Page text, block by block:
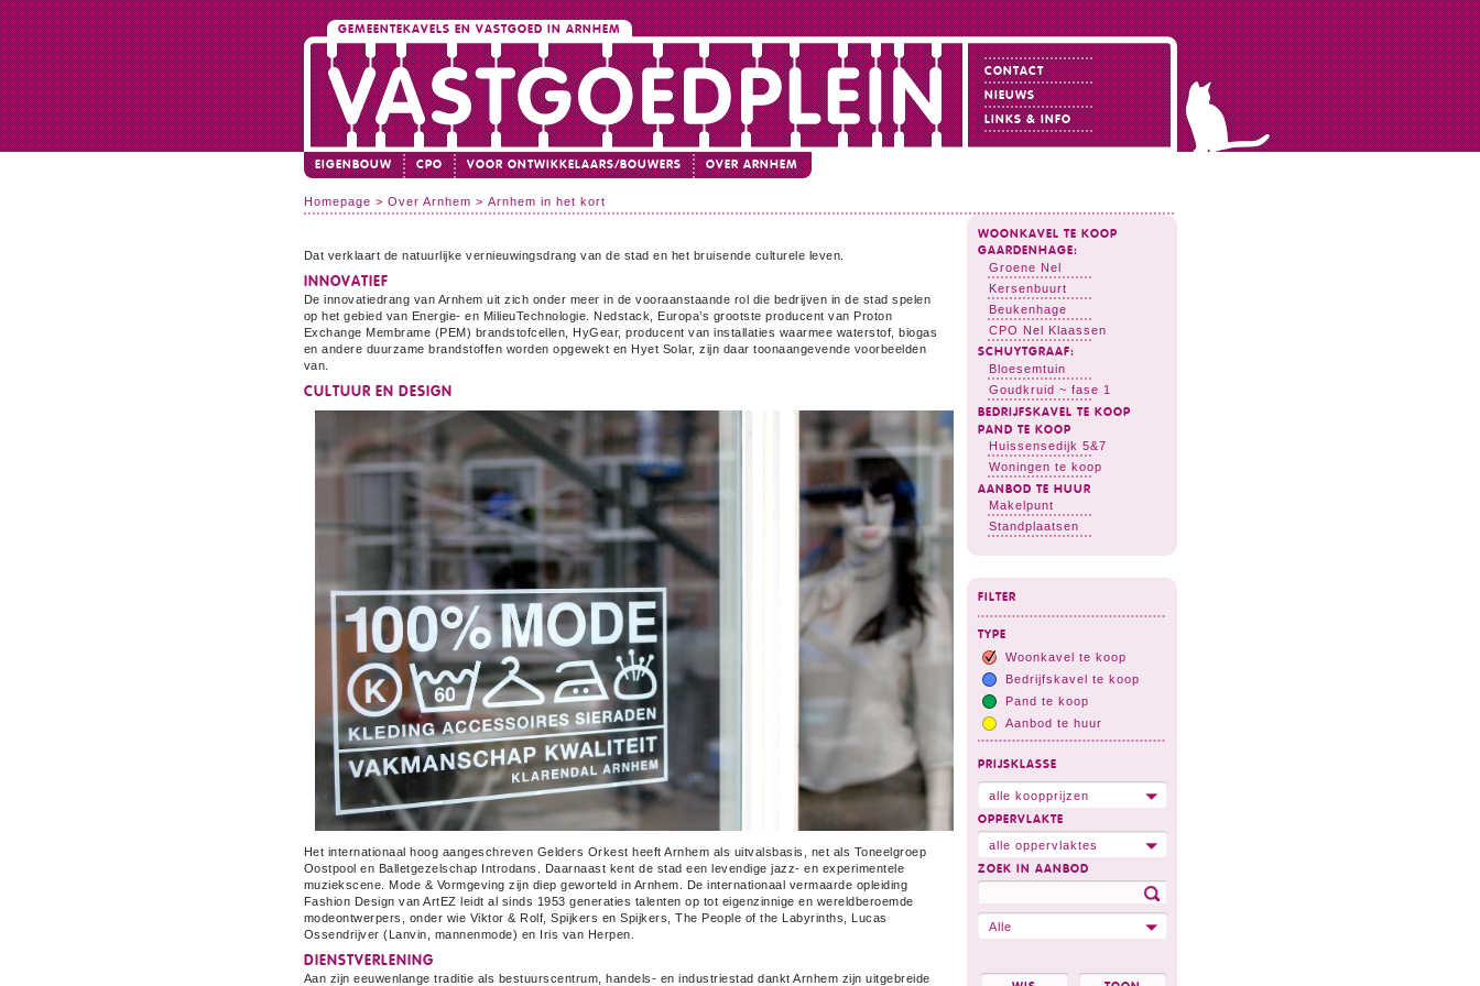
GEMEENTEKAVELS EN VASTGOED IN ARNHEM
CONTACT
NIEUWS
LINKS & INFO
EIGENBOUW CPO VOOR ONTWIKKELAARS/BOUWERS OVER ARNHEM
Homepage > Over Arnhem > Arnhem in het kort
Dat verklaart de natuurlijke vernieuwingsdrang van de stad en het bruisende culturele leven.
INNOVATIEF
De innovatiedrang van Arnhem uit zich onder meer in de vooraanstaande rol die bedrijven in de stad spelen
op het gebied van Energie- en MilieuTechnologie. Nedstack, Europa’s grootste producent van Proton
Exchange Membrame (PEM) brandstofcellen, HyGear, producent van installaties waarmee waterstof, biogas
en andere duurzame brandstoffen worden opgewekt en Hyet Solar, zijn daar toonaangevende voorbeelden
van.
CULTUUR EN DESIGN
Het internationaal hoog aangeschreven Gelders Orkest heeft Arnhem als uitvalsbasis, net als Toneelgroep
Oostpool en Balletgezelschap Introdans. Daarnaast kent de stad een levendige jazz- en experimentele
muziekscene. Mode & Vormgeving zijn diep geworteld in Arnhem. De internationaal vermaarde opleiding
Fashion Design van ArtEZ leidt al sinds 1953 generaties talenten op tot eigenzinnige en wereldberoemde
modeontwerpers, onder wie Viktor & Rolf, Spijkers en Spijkers, The People of the Labyrinths, Lucas
Ossendrijver (Lanvin, mannenmode) en Iris van Herpen.
DIENSTVERLENING
Aan zijn eeuwenlange traditie als bestuurs­centrum, handels- en industriestad dankt Arnhem zijn uitgebreide
WOONKAVEL TE KOOP
GAARDENHAGE:
Groene Nel
Kersenbuurt
Beukenhage
CPO Nel Klaassen
SCHUYTGRAAF:
Bloesemtuin
Goudkruid ~ fase 1
BEDRIJFSKAVEL TE KOOP
PAND TE KOOP
Huissensedijk 5&7
Woningen te koop
AANBOD TE HUUR
Makelpunt
Standplaatsen
FILTER
TYPE
Woonkavel te koop
Bedrijfskavel te koop
Pand te koop
Aanbod te huur
PRIJSKLASSE
alle koopprijzen
OPPERVLAKTE
alle oppervlaktes
ZOEK IN AANBOD
Alle